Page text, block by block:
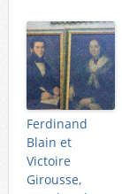
Ferdinand
Blain et
Victoire
Girousse,